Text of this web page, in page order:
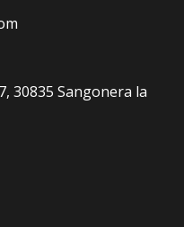
30835 Sangonera la